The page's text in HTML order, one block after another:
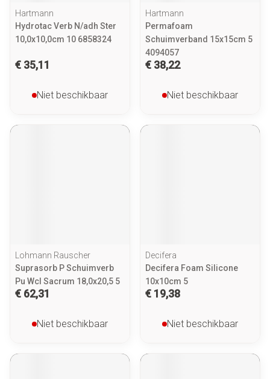
Hartmann
Hydrotac Verb N/adh Ster
10,0x10,0cm 10 6858324
€ 35,11
Niet beschikbaar
Hartmann
Permafoam
Schuimverband 15x15cm 5
4094057
€ 38,22
Niet beschikbaar
Lohmann Rauscher
Suprasorb P Schuimverb
Pu Wcl Sacrum 18,0x20,5 5
€ 62,31
Niet beschikbaar
Decifera
Decifera Foam Silicone
10x10cm 5
€ 19,38
Niet beschikbaar